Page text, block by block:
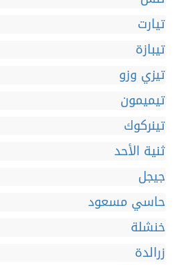
تيارت
تيبازة
تيزي وزو
تيميمون
تينركوك
ثنية الأحد
جيجل
حاسي مسعود
خنشلة
زرالدة